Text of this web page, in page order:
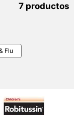
7 productos
Flu